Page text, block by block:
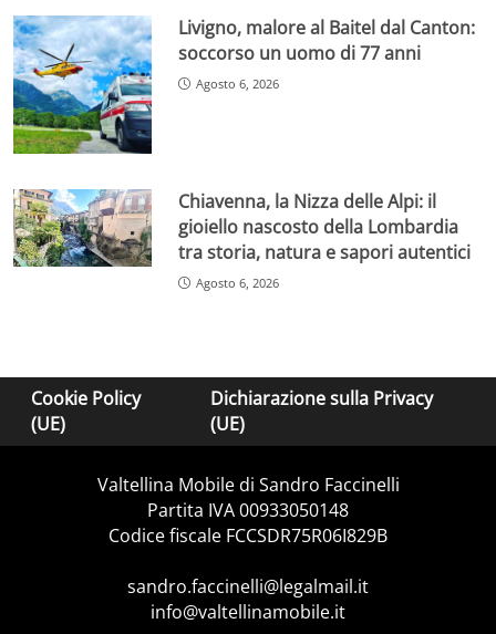
Livigno, malore al Baitel dal Canton:
soccorso un uomo di 77 anni
Agosto 6, 2026
Chiavenna, la Nizza delle Alpi: il
gioiello nascosto della Lombardia
tra storia, natura e sapori autentici
Agosto 6, 2026
Cookie Policy
(UE)
Dichiarazione sulla Privacy
(UE)
Valtellina Mobile di Sandro Faccinelli
Partita IVA 00933050148
Codice fiscale FCCSDR75R06I829B
sandro.faccinelli@legalmail.it
info@valtellinamobile.it